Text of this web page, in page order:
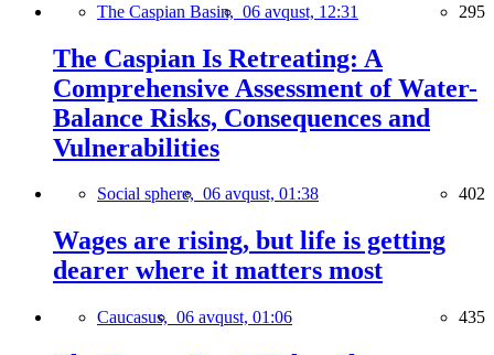
The Caspian Basin, 06 avqust, 12:31 295
The Caspian Is Retreating: A
Comprehensive Assessment of Water-
Balance Risks, Consequences and
Vulnerabilities
Social sphere, 06 avqust, 01:38 402
Wages are rising, but life is getting
dearer where it matters most
Caucasus, 06 avqust, 01:06 435